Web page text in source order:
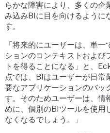
らかな障害により、多くの企
み込みBIに目を向けるように
す。
「将来的にユーザーは、単
ションのコンテキストおよび
トを得ることになる」と、
点では、BIはユーザーが日常
要なアプリケーションのバッ
す。そのためユーザーは、情
めに、個別のBIツールを使用
なくなるでしょう。」